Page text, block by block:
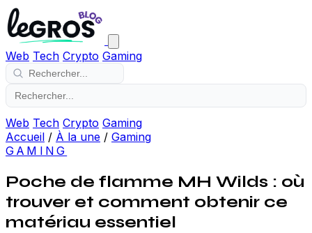
Web Tech Crypto Gaming
Web Tech Crypto Gaming
Accueil / À la une / Gaming
GAMING
Poche de flamme MH Wilds : où
trouver et comment obtenir ce
matériau essentiel